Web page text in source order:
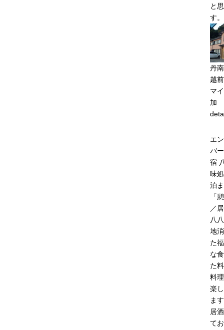
と
す。
丹南
越
マ
加
エ
バ
宿
味
泊
「
／
八
地
た
な
た
料
楽
ま
居
て